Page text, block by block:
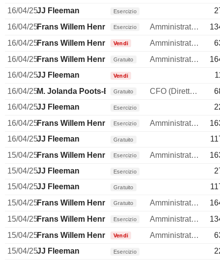
16/04/25JJ Fleeman Esercizio
16/04/25Frans Willem Henri Muller
Esercizio Amministratore delegato
16/04/25Frans Willem Henri Muller
Vendi Amministratore delegato
16/04/25Frans Willem Henri Muller
Gratuito Amministratore delegato
16/04/25JJ Fleeman Vendi
16/04/25M. Jolanda Poots-BijlGratuito CFO (Direttore finanziario)
16/04/25JJ Fleeman Esercizio
16/04/25Frans Willem Henri Muller
Esercizio Amministratore delegato
16/04/25JJ Fleeman Gratuito
15/04/25Frans Willem Henri Muller
Esercizio Amministratore delegato
15/04/25JJ Fleeman Esercizio
15/04/25JJ Fleeman Gratuito
15/04/25Frans Willem Henri Muller
Gratuito Amministratore delegato
15/04/25Frans Willem Henri Muller
Esercizio Amministratore delegato
15/04/25Frans Willem Henri Muller
Vendi Amministratore delegato
15/04/25JJ Fleeman Esercizio